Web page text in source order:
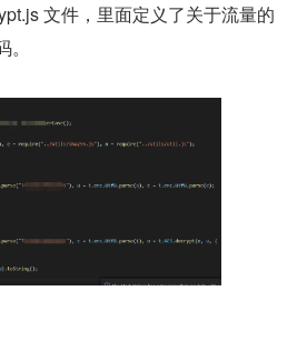
文件，里面定义了关于流量的